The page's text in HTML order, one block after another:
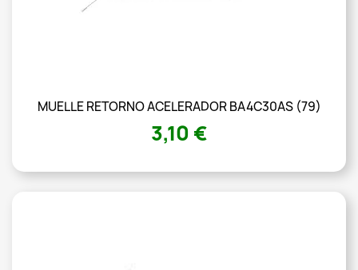
MUELLE RETORNO ACELERADOR BA4C30AS (79)
3,10 €